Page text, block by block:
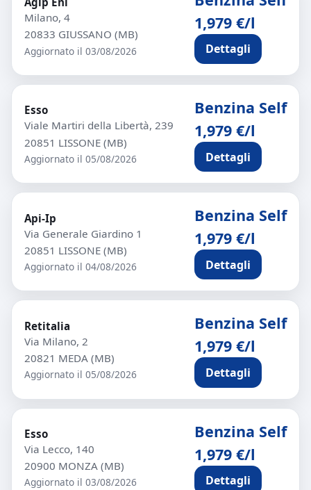
Milano, 4
20833 GIUSSANO (MB)
Aggiornato il 03/08/2026
1,979 €/l
Dettagli
Esso
Viale Martiri della Libertà, 239
20851 LISSONE (MB)
Aggiornato il 05/08/2026
Benzina Self
1,979 €/l
Dettagli
Api-Ip
Via Generale Giardino 1
20851 LISSONE (MB)
Aggiornato il 04/08/2026
Benzina Self
1,979 €/l
Dettagli
Retitalia
Via Milano, 2
20821 MEDA (MB)
Aggiornato il 05/08/2026
Benzina Self
1,979 €/l
Dettagli
Esso
Via Lecco, 140
20900 MONZA (MB)
Aggiornato il 03/08/2026
Benzina Self
1,979 €/l
Dettagli